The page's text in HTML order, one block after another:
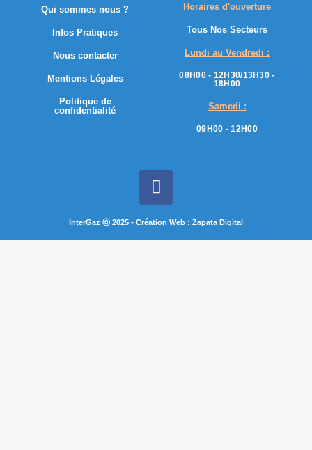
Qui sommes nous ?
Infos Pratiques
Nous contacter
Mentions Légales
Politique de
confidentialité
Horaires d'ouverture
Tous Nos Secteurs
Lundi au Vendredi :
08H00 - 12H30/13H30 -
18H00
Samedi :
09H00 - 12H00
InterGaz ⓒ 2025 - Création Web : Zapata Digital